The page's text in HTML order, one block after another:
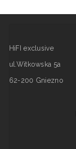
HiFI exclusive
ul.Witkowska 5a
62-200 Gniezno